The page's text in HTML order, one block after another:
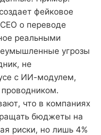
фейковое
о переводе
реальными
угрозы
не
с ИИ-модулем,
что в компаниях
бюджеты на
риски, но лишь 4%